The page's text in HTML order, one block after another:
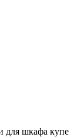
для шкафа купе